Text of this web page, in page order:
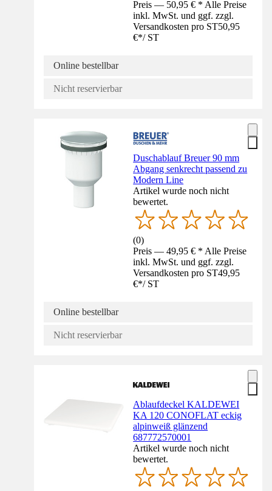
Preis — 50,95 € * Alle Preise
inkl. MwSt. und ggf. zzgl.
Versandkosten pro ST50,95
€*/ ST
Online bestellbar
Nicht reservierbar
Duschablauf Breuer 90 mm
Abgang senkrecht passend zu
Modern Line
Artikel wurde noch nicht
bewertet.
(0)
Preis — 49,95 € * Alle Preise
inkl. MwSt. und ggf. zzgl.
Versandkosten pro ST49,95
€*/ ST
Online bestellbar
Nicht reservierbar
Ablaufdeckel KALDEWEI
KA 120 CONOFLAT eckig
alpinweiß glänzend
687772570001
Artikel wurde noch nicht
bewertet.